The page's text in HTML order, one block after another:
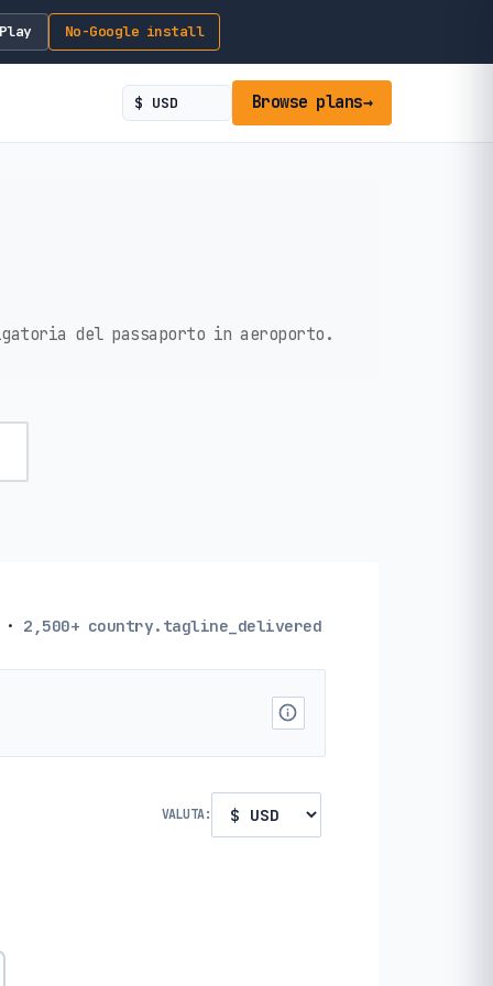
No-Google install
Browse plans→
del passaporto in aeroporto.
2,500+ country.tagline_delivered
VALUTA: